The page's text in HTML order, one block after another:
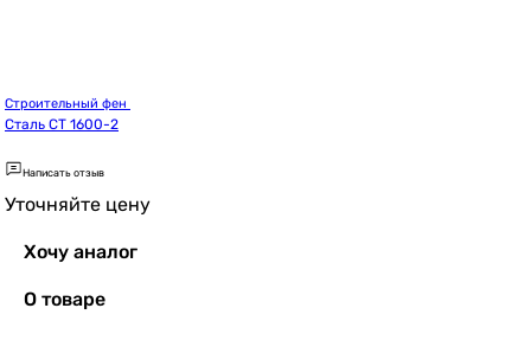
Сталь СТ 1600-2
Написать отзыв
Уточняйте цену
Хочу аналог
О товаре